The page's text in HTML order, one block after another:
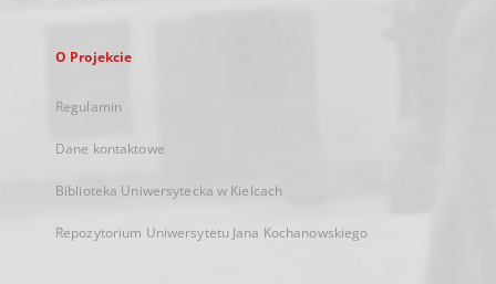
O Projekcie
Regulamin
Dane kontaktowe
Biblioteka Uniwersytecka w Kielcach
Repozytorium Uniwersytetu Jana Kochanowskiego